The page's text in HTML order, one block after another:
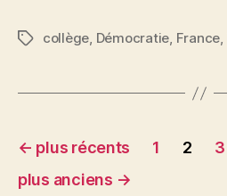
Étiquettes
collège, Démocratie, France,
Pagination
des
← plus récents 1 2 3
plus anciens →